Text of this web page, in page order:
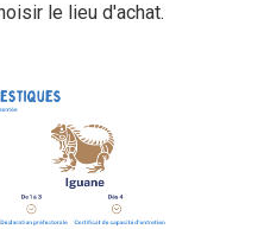
le lieu d'achat.